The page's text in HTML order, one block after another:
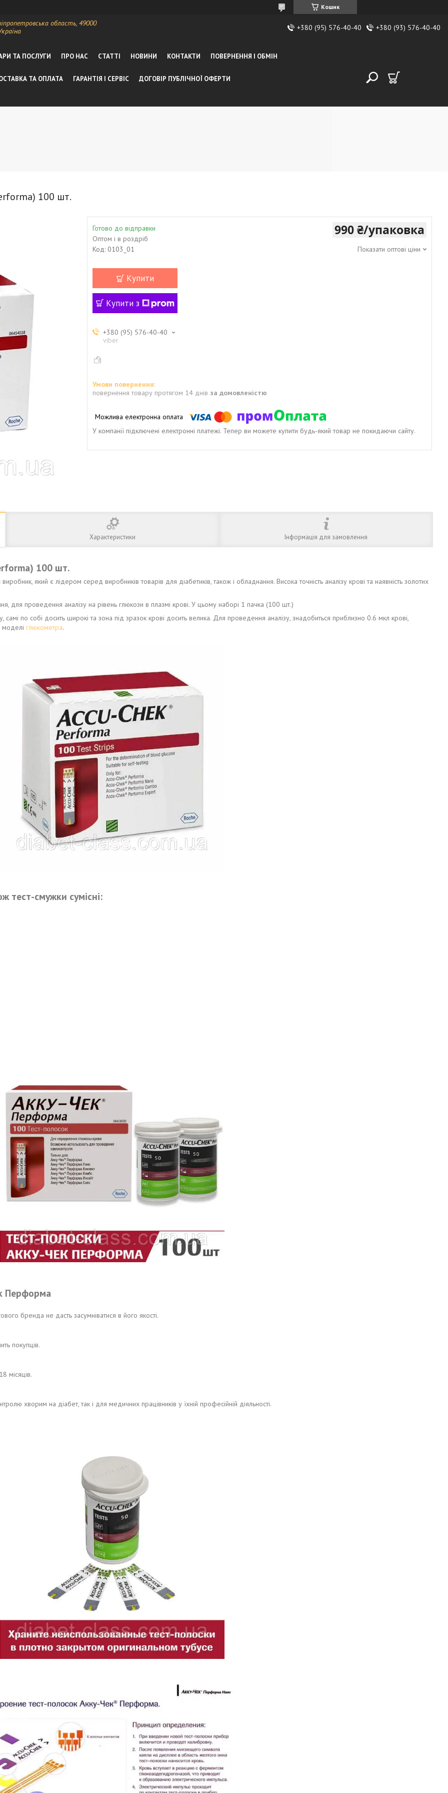
Кошик
область, 49000
+380 (95) 576-40-40 +380 (93) 576-40-40
ТА ПОСЛУГИ ПРО НАС СТАТТІ НОВИНИ КОНТАКТИ ПОВЕРНЕННЯ І ОБМІН
ТА ОПЛАТА ГАРАНТІЯ І СЕРВІС ДОГОВІР ПУБЛІЧНОЇ ОФЕРТИ
100 шт.
Готово до відправки
Оптом і в роздріб
Код: 0103_01
990 ₴/упаковка
Показати оптові ціни
Купити
Купити з
+380 (95) 576-40-40
viber
повернення товару протягом 14 днів за домовленістю
У компанії підключені електронні платежі. Тепер ви можете купити будь-який товар не покидаючи сайту.
Характеристики Інформація для замовлення
100 шт.
який є лідером серед виробників товарів для діабетиків, також і обладнання. Висока точність аналізу крові та наявність золотих
для проведення аналізу на рівень глюкози в плазмі крові. У цьому наборі 1 пачка (100 шт.)
по собі досить широкі та зона під зразок крові досить велика. Для проведення аналізу, знадобиться приблизно 0.6 мкл крові,
моделі глюкометра.
тест-смужки сумісні:
Перформа
бренда не дасть засумніватися в його якості.
покупців.
місяців.
хворим на діабет, так і для медичних працівників у їхній професійній діяльності.